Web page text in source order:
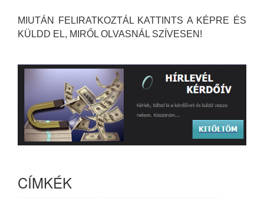
MIUTÁN FELIRATKOZTÁL KATTINTS A KÉPRE ÉS
KÜLDD EL, MIRŐL OLVASNÁL SZÍVESEN!
CÍMKÉK